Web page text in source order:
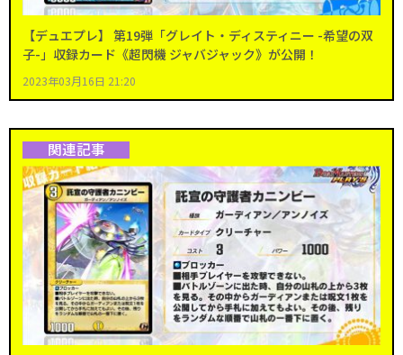
【デュエプレ】 第19弾「グレイト・ディスティニー -希望の双
子-」収録カード《超閃機 ジャバジャック》が公開！
2023年03月16日 21:20
関連記事